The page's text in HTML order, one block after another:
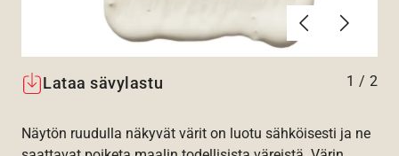
Edellinen
Lataa sävylastu 1 / 2
Näytön ruudulla näkyvät värit on luotu sähköisesti ja ne